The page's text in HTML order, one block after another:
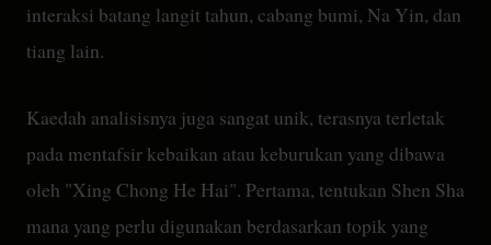
interaksi batang langit tahun, cabang bumi, Na Yin, dan
tiang lain.
Kaedah analisisnya juga sangat unik, terasnya terletak
pada mentafsir kebaikan atau keburukan yang dibawa
oleh "Xing Chong He Hai". Pertama, tentukan Shen Sha
mana yang perlu digunakan berdasarkan topik yang